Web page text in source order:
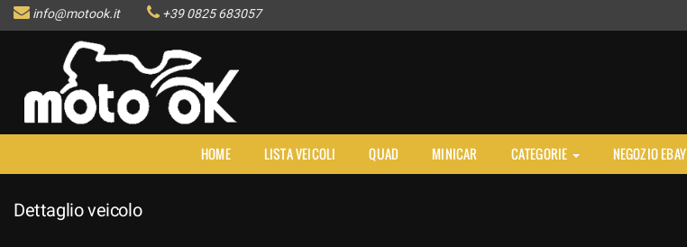
info@motook.it +39 0825 683057
HOME LISTA VEICOLI QUAD MINICAR CATEGORIE NEGOZIO EBAY
Dettaglio veicolo